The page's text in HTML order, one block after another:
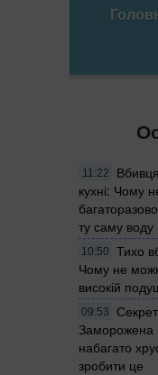
11:22
кухні: Чому
ту саму воду
10:50
Тихо
Чому не
високій
09:53
Заморожена
набагато
зробити це